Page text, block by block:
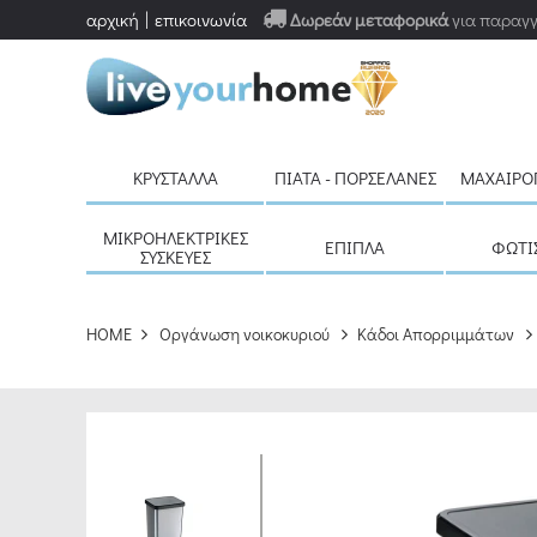
Δωρεάν μεταφορικάγια
αρχική επικοινωνία
ΚΡΎΣΤΑΛΛΑ ΠΙΆΤΑ - ΠΟΡΣΕΛΆΝΕΣ
ΜΙΚΡΟΗΛΕΚΤΡΙΚΈΣ
ΣΥΣΚΕΥΈΣ
ΈΠΙΠΛΑ
HOME Οργάνωση νοικοκυριού Κάδοι Απορριμμάτων